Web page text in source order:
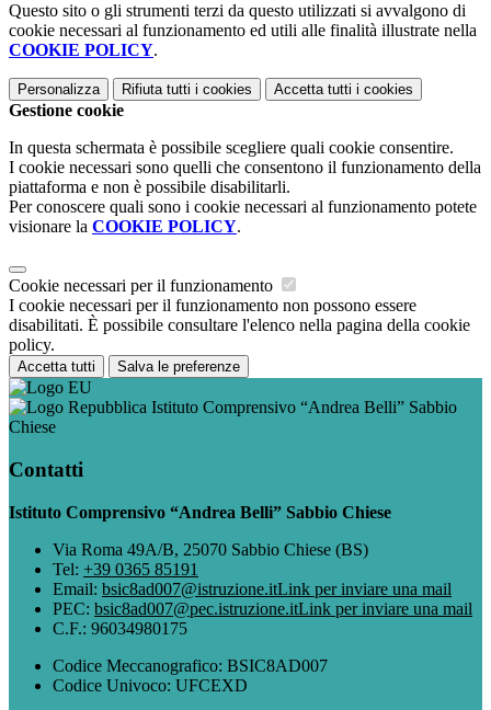
Questo sito o gli strumenti terzi da questo utilizzati si avvalgono di
cookie necessari al funzionamento ed utili alle finalità illustrate nella
COOKIE POLICY.
Personalizza Rifiuta tutti i cookies Accetta tutti i cookies
Gestione cookie
In questa schermata è possibile scegliere quali cookie consentire.
I cookie necessari sono quelli che consentono il funzionamento della
piattaforma e non è possibile disabilitarli.
Per conoscere quali sono i cookie necessari al funzionamento potete
visionare la COOKIE POLICY.
Cookie necessari per il funzionamento
I cookie necessari per il funzionamento non possono essere
disabilitati. È possibile consultare l'elenco nella pagina della cookie
policy.
Accetta tutti Salva le preferenze
Istituto Comprensivo “Andrea Belli” Sabbio
Chiese
Contatti
Istituto Comprensivo “Andrea Belli” Sabbio Chiese
Via Roma 49A/B, 25070 Sabbio Chiese (BS)
Tel: +39 0365 85191
Email: bsic8ad007@istruzione.itLink per inviare una mail
PEC: bsic8ad007@pec.istruzione.itLink per inviare una mail
C.F.: 96034980175
Codice Meccanografico: BSIC8AD007
Codice Univoco: UFCEXD